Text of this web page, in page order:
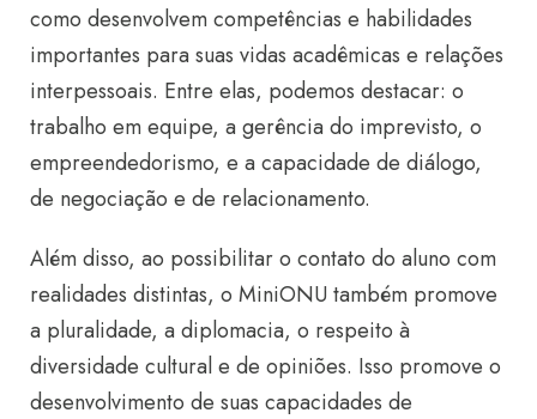
como desenvolvem competências e habilidades
importantes para suas vidas acadêmicas e relações
interpessoais. Entre elas, podemos destacar: o
trabalho em equipe, a gerência do imprevisto, o
empreendedorismo, e a capacidade de diálogo,
de negociação e de relacionamento.
Além disso, ao possibilitar o contato do aluno com
realidades distintas, o MiniONU também promove
a pluralidade, a diplomacia, o respeito à
diversidade cultural e de opiniões. Isso promove o
desenvolvimento de suas capacidades de